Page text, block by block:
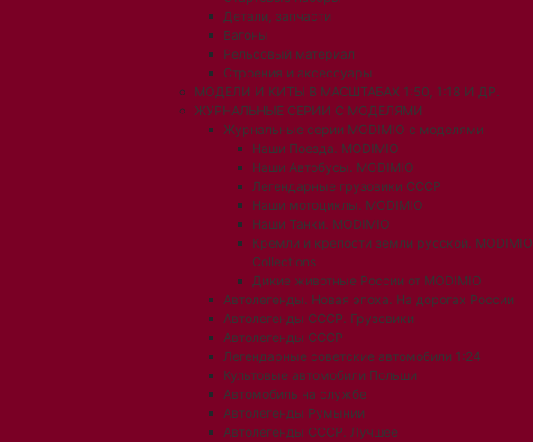
Детали, запчасти
Вагоны
Рельсовый материал
Строения и аксессуары
МОДЕЛИ И КИТЫ В МАСШТАБАХ 1:50, 1:18 И ДР.
ЖУРНАЛЬНЫЕ СЕРИИ С МОДЕЛЯМИ
Журнальные серии MODIMIO с моделями
Наши Поезда. MODIMIO
Наши Автобусы. MODIMIO
Легендарные грузовики СССР
Наши мотоциклы. MODIMIO
Наши Танки. MODIMIO
Кремли и крепости земли русской. MODIMIO
Collections
Дикие животные России от MODIMIO
Автолегенды. Новая эпоха. На дорогах России
Автолегенды СССР. Грузовики
Автолегенды СССР
Легендарные советские автомобили 1:24
Культовые автомобили Польши
Автомобиль на службе
Автолегенды Румынии
Автолегенды СССР. Лучшее